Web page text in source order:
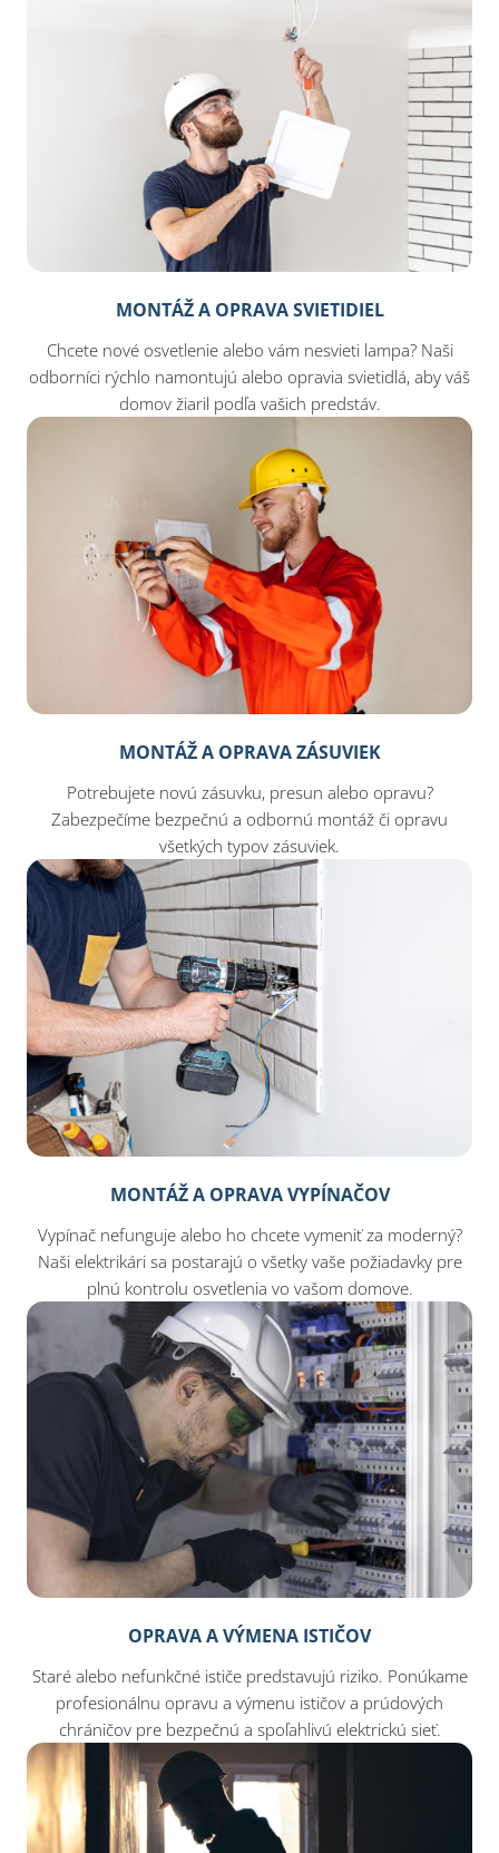
MONTÁŽ A OPRAVA SVIETIDIEL
Chcete nové osvetlenie alebo vám nesvieti lampa? Naši
odborníci rýchlo namontujú alebo opravia svietidlá, aby váš
domov žiaril podľa vašich predstáv.
MONTÁŽ A OPRAVA ZÁSUVIEK
Potrebujete novú zásuvku, presun alebo opravu?
Zabezpečíme bezpečnú a odbornú montáž či opravu
všetkých typov zásuviek.
MONTÁŽ A OPRAVA VYPÍNAČOV
Vypínač nefunguje alebo ho chcete vymeniť za moderný?
Naši elektrikári sa postarajú o všetky vaše požiadavky pre
plnú kontrolu osvetlenia vo vašom domove.
OPRAVA A VÝMENA ISTIČOV
Staré alebo nefunkčné ističe predstavujú riziko. Ponúkame
profesionálnu opravu a výmenu ističov a prúdových
chráničov pre bezpečnú a spoľahlivú elektrickú sieť.